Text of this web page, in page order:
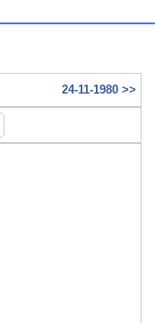
24-11-1980 >>